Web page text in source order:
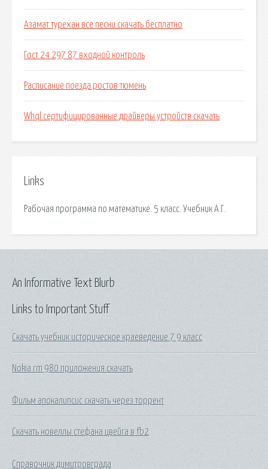
Азамат турехан все песни скачать бесплатно
Гост 24 297 87 входной контроль
Расписание поезда ростов тюмень
Whql сертифицированные драйверы устройств скачать
Links
Рабочая программа по математике. 5 класс. Учебник А.Г.
Links to Important Stuff
Скачать учебник историческое краеведение 7 9 класс
Nokia rm 980 приложения скачать
Фильм апокалипсис скачать через торрент
Скачать новеллы стефана цвейга в fb2
Справочник димитровграда
An Informative Text Blurb